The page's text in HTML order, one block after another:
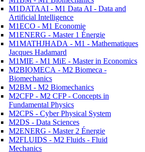
M1DATAAI - M1 Data AI - Data and
Artificial Intelligence
M1ECO - M1 Economie
M1ENERG - Master 1 Énergie
M1MATHJHADA - M1 - Mathematiques
Jacques Hadamard
M1MIE - M1 MiE - Master in Economics
M2BIOMECA - M2 Biomeca -
Biomechanics
M2BM - M2 Biomechanics
M2CFP - M2 CFP - Concepts in
Fundamental Physics
M2CPS - Cyber Physical System
M2DS - Data Sciences
M2ENERG - Master 2 Énergie
M2FLUIDS - M2 Fluids - Fluid
Mechanics